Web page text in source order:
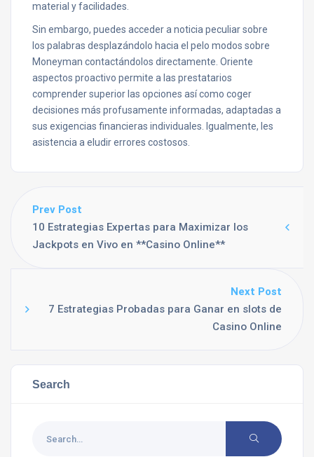
material y facilidades.
Sin embargo, puedes acceder a noticia peculiar sobre
los palabras desplazándolo hacia el pelo modos sobre
Moneyman contactándolos directamente. Oriente
aspectos proactivo permite a las prestatarios
comprender superior las opciones así­ como coger
decisiones más profusamente informadas, adaptadas a
sus exigencias financieras individuales. Igualmente, les
asistencia a eludir errores costosos.
Prev Post
10 Estrategias Expertas para Maximizar los
Jackpots en Vivo en **Casino Online**
Next Post
7 Estrategias Probadas para Ganar en slots de
Casino Online
Search